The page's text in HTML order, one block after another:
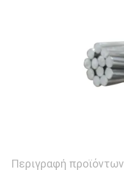
Περιγραφή προϊόντων